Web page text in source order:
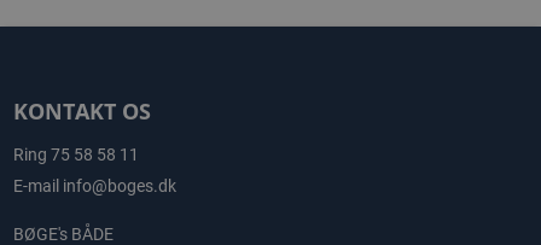
KONTAKT OS
Ring 75 58 58 11
E-mail info@boges.dk
BØGE's BÅDE